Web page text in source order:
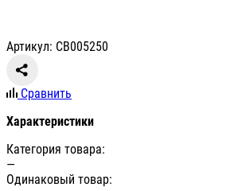
Артикул: СВ005250
Сравнить
Характеристики
Категория товара:
—
Одинаковый товар: